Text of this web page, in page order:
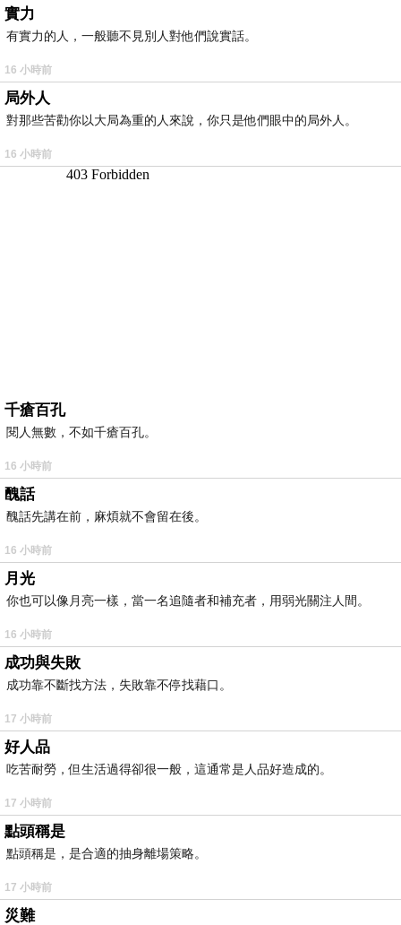
實力
有實力的人，一般聽不見別人對他們說實話。
16 小時前
局外人
對那些苦勸你以大局為重的人來說，你只是他們眼中的局外人。
16 小時前
千瘡百孔
閱人無數，不如千瘡百孔。
16 小時前
醜話
醜話先講在前，麻煩就不會留在後。
16 小時前
月光
你也可以像月亮一樣，當一名追隨者和補充者，用弱光關注人間。
16 小時前
成功與失敗
成功靠不斷找方法，失敗靠不停找藉口。
17 小時前
好人品
吃苦耐勞，但生活過得卻很一般，這通常是人品好造成的。
17 小時前
點頭稱是
點頭稱是，是合適的抽身離場策略。
17 小時前
災難